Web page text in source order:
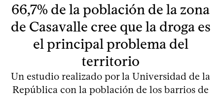
66,7% de la población de la zona
de Casavalle cree que la droga es
el principal problema del
territorio
Un estudio realizado por la Universidad de la
República con la población de los barrios de